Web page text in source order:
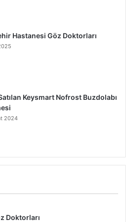
Hastanesi Göz Doktorları
Keysmart Nofrost Buzdolabı
2024
Doktorları